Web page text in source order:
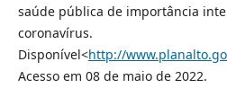
saúde pública de importância
coronavírus.
Disponível<http://
Acesso em 08 de maio de 2022.